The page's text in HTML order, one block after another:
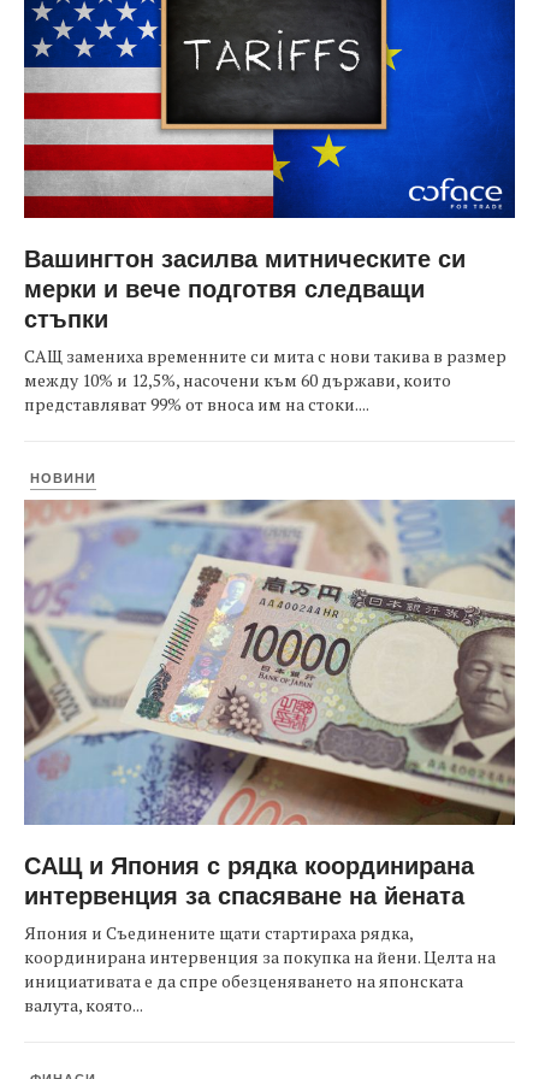
Вашингтон засилва митническите си
мерки и вече подготвя следващи
стъпки
САЩ замениха временните си мита с нови такива в размер
между 10% и 12,5%, насочени към 60 държави, които
представляват 99% от вноса им на стоки....
НОВИНИ
САЩ и Япония с рядка координирана
интервенция за спасяване на йената
Япония и Съединените щати стартираха рядка,
координирана интервенция за покупка на йени. Целта на
инициативата е да спре обезценяването на японската
валута, която...